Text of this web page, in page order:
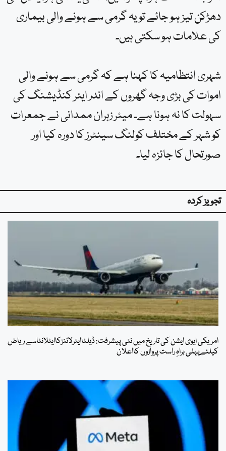
دھڑکن تیز ہو جائے تو یہ گرمی سے ہونے والی بیماری
کی علامات ہو سکتی ہیں۔
شہری انتظامیہ کا کہنا ہے کہ گرمی سے ہونے والی
اموات کی بڑی وجہ گھروں کے اندر ایئر کنڈیشنگ کی
سہولت کا نہ ہونا ہے۔ میئر زہران ممدانی نے جمعرات
کو شہر کے مختلف کولنگ سینٹرز کا دورہ کیا اور
صورتحال کا جائزہ لیا۔
تجویز کردہ
امریکی ایوی ایشن کی تاریخ میں نئی پیشرفت: ڈیلٹاایئرلائنزکاایٹلانٹاسے ریاض
کیلئےپہلی براہِ راست پروازوں کااعلان